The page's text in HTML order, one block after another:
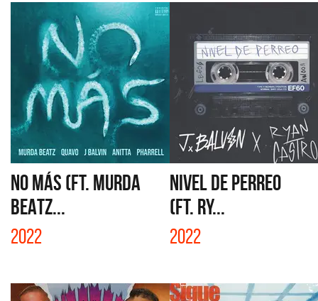
NO MÁS (FT. MURDA
BEATZ...
2022
NIVEL DE PERREO
(FT. RY...
2022